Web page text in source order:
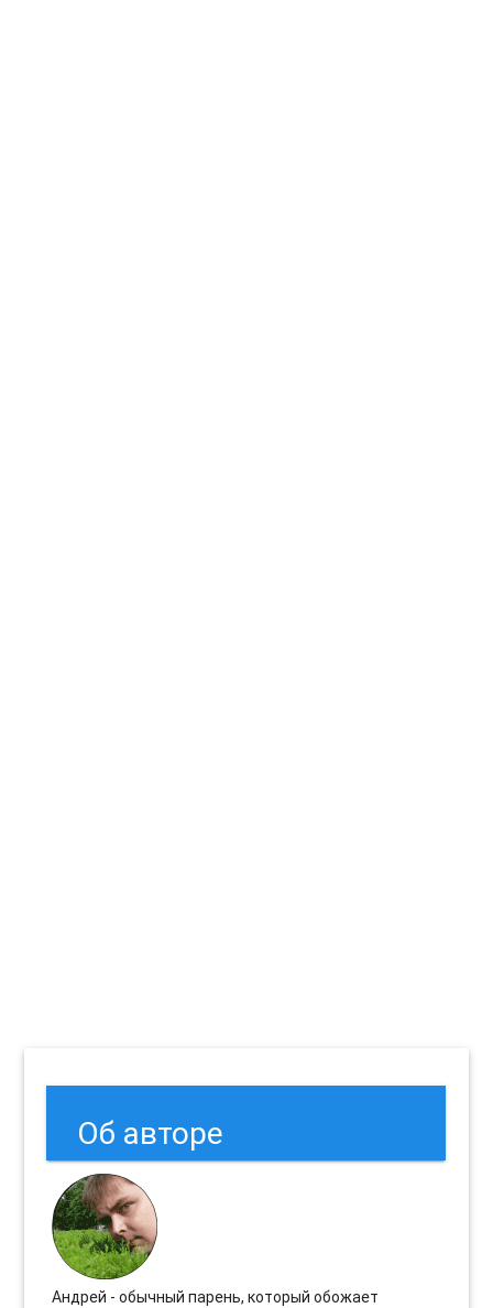
Об авторе
Андрей - обычный парень, который обожает